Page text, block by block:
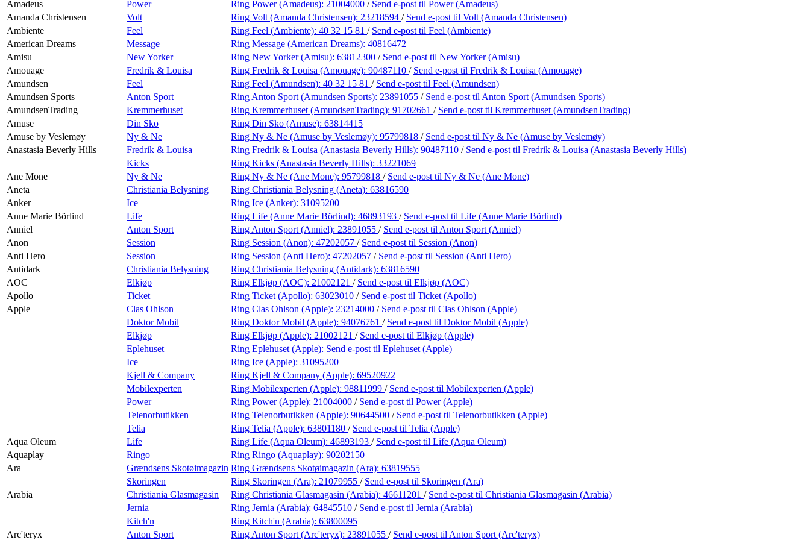
Amadeus Power Ring Power (Amadeus): 21004000 / Send e-post til Power (Amadeus)
Amanda Christensen
Volt Ring Volt (Amanda Christensen): 23218594 / Send e-post til Volt (Amanda Christensen)
Ambiente
Feel Ring Feel (Ambiente): 40 32 15 81 / Send e-post til Feel (Ambiente)
American Dreams
Message Ring Message (American Dreams): 40816472
Amisu
New Yorker Ring New Yorker (Amisu): 63812300 / Send e-post til New Yorker (Amisu)
Amouage
Fredrik & Louisa Ring Fredrik & Louisa (Amouage): 90487110 / Send e-post til Fredrik & Louisa (Amouage)
Amundsen
Feel Ring Feel (Amundsen): 40 32 15 81 / Send e-post til Feel (Amundsen)
Amundsen Sports
Anton Sport Ring Anton Sport (Amundsen Sports): 23891055 / Send e-post til Anton Sport (Amundsen Sports)
AmundsenTrading
Kremmerhuset Ring Kremmerhuset (AmundsenTrading): 91702661 / Send e-post til Kremmerhuset (AmundsenTrading)
Amuse
Din Sko Ring Din Sko (Amuse): 63814415
Amuse by Veslemøy
Ny & Ne Ring Ny & Ne (Amuse by Veslemøy): 95799818 / Send e-post til Ny & Ne (Amuse by Veslemøy)
Anastasia Beverly Hills
Fredrik & Louisa Ring Fredrik & Louisa (Anastasia Beverly Hills): 90487110 / Send e-post til Fredrik & Louisa (Anastasia Beverly Hills)
Kicks
Ring Kicks (Anastasia Beverly Hills): 33221069
Ane Mone
Ny & Ne Ring Ny & Ne (Ane Mone): 95799818 / Send e-post til Ny & Ne (Ane Mone)
Aneta
Christiania Belysning Ring Christiania Belysning (Aneta): 63816590
Anker
Ice Ring Ice (Anker): 31095200
Anne Marie Börlind
Life Ring Life (Anne Marie Börlind): 46893193 / Send e-post til Life (Anne Marie Börlind)
Anniel
Anton Sport Ring Anton Sport (Anniel): 23891055 / Send e-post til Anton Sport (Anniel)
Anon
Session Ring Session (Anon): 47202057 / Send e-post til Session (Anon)
Anti Hero
Session Ring Session (Anti Hero): 47202057 / Send e-post til Session (Anti Hero)
Antidark
Christiania Belysning Ring Christiania Belysning (Antidark): 63816590
AOC
Elkjøp Ring Elkjøp (AOC): 21002121 / Send e-post til Elkjøp (AOC)
Apollo
Ticket Ring Ticket (Apollo): 63023010 / Send e-post til Ticket (Apollo)
Apple
Clas Ohlson Ring Clas Ohlson (Apple): 23214000 / Send e-post til Clas Ohlson (Apple)
Doktor Mobil
Ring Doktor Mobil (Apple): 94076761 / Send e-post til Doktor Mobil (Apple)
Elkjøp
Ring Elkjøp (Apple): 21002121 / Send e-post til Elkjøp (Apple)
Eplehuset
Ring Eplehuset (Apple): Send e-post til Eplehuset (Apple)
Ice
Ring Ice (Apple): 31095200
Kjell & Company
Ring Kjell & Company (Apple): 69520922
Mobilexperten
Ring Mobilexperten (Apple): 98811999 / Send e-post til Mobilexperten (Apple)
Power
Ring Power (Apple): 21004000 / Send e-post til Power (Apple)
Telenorbutikken
Ring Telenorbutikken (Apple): 90644500 / Send e-post til Telenorbutikken (Apple)
Telia
Ring Telia (Apple): 63801180 / Send e-post til Telia (Apple)
Aqua Oleum
Life Ring Life (Aqua Oleum): 46893193 / Send e-post til Life (Aqua Oleum)
Aquaplay
Ringo Ring Ringo (Aquaplay): 90202150
Ara
Grændsens Skotøimagazin Ring Grændsens Skotøimagazin (Ara): 63819555
Skoringen
Ring Skoringen (Ara): 21079955 / Send e-post til Skoringen (Ara)
Arabia
Christiania Glasmagasin Ring Christiania Glasmagasin (Arabia): 46611201 / Send e-post til Christiania Glasmagasin (Arabia)
Jernia
Ring Jernia (Arabia): 64845510 / Send e-post til Jernia (Arabia)
Kitch'n
Ring Kitch'n (Arabia): 63800095
Arc'teryx
Anton Sport Ring Anton Sport (Arc'teryx): 23891055 / Send e-post til Anton Sport (Arc'teryx)